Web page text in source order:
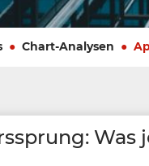
Chart-Analysen
Was